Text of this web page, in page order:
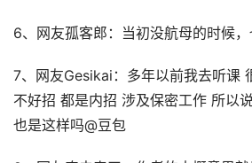
6、网友孤客郎：当初没航母的时候，
7、网友Gesikai：多年以前我去听课
不好招 都是内招 涉及保密工作 所以
也是这样吗@豆包